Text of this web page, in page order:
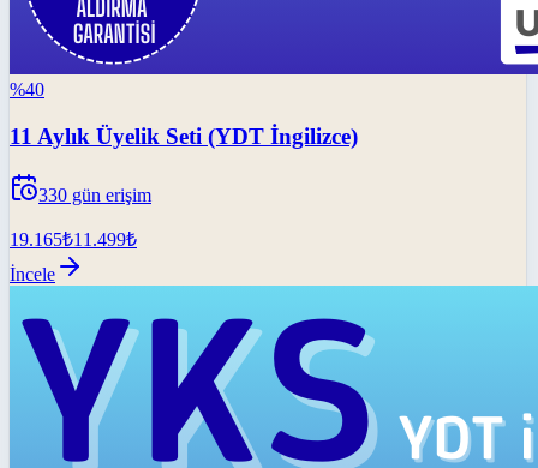
%40
11 Aylık Üyelik Seti (YDT İngilizce)
330 gün erişim
19.165₺11.499₺
İncele